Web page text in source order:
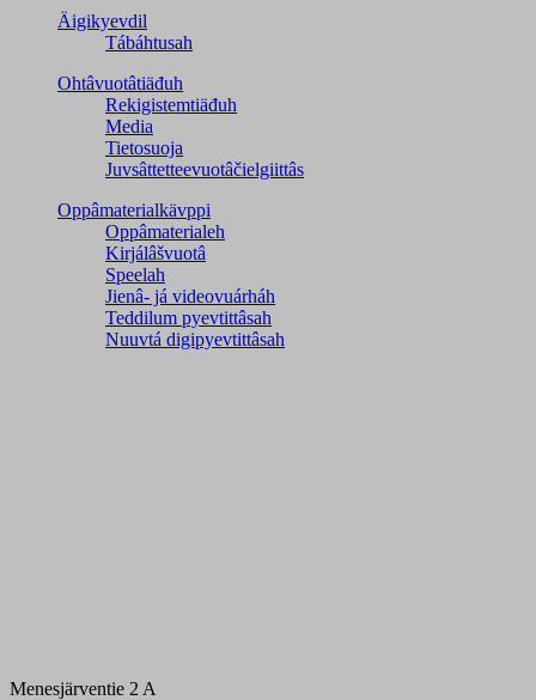
Äigikyevdil
Tábáhtusah
Ohtâvuotâtiäđuh
Rekigistemtiäđuh
Media
Tietosuoja
Juvsâttetteevuotâčielgiittâs
Oppâmaterialkävppi
Oppâmaterialeh
Kirjálâšvuotâ
Speelah
Jienâ- já videovuárháh
Teddilum pyevtittâsah
Nuuvtá digipyevtittâsah
Menesjärventie 2 A